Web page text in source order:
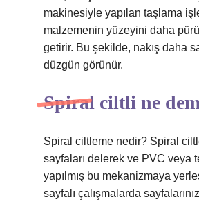
makinesiyle yapılan taşlama
malzemenin yüzeyini daha
getirir. Bu şekilde, nakış daha
düzgün görünür.
Spiral ciltli ne
Spiral ciltleme nedir? Spiral
sayfaları delerek ve PVC veya
yapılmış bu mekanizmaya
sayfalı çalışmalarda